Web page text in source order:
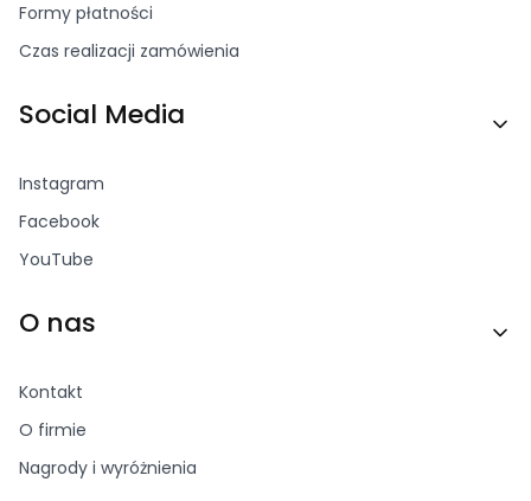
Formy płatności
Czas realizacji zamówienia
Social Media
Instagram
Facebook
YouTube
O nas
Kontakt
O firmie
Nagrody i wyróżnienia